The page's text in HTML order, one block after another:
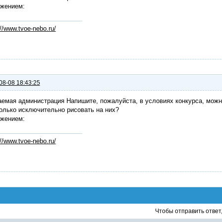
www.tvoe-nebo.ru/
08 18:43:25
администрация Напишите, пожалуйста, в условиях конкурса,
исключительно рисовать на них?
www.tvoe-nebo.ru/
Чтобы отправить